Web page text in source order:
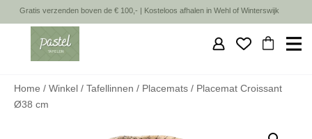
Gratis verzenden boven de € 100,- | Kosteloos afhalen in Wehl of Winterswijk
HOME
NIEUW
Home / Winkel / Tafellinnen / Placemats / Placemat Croissant
Ø38 cm